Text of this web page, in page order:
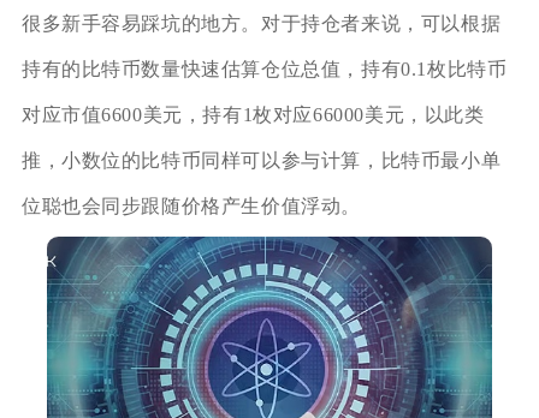
很多新手容易踩坑的地方。对于持仓者来说，可以根据
持有的比特币数量快速估算仓位总值，持有0.1枚比特币
对应市值6600美元，持有1枚对应66000美元，以此类
推，小数位的比特币同样可以参与计算，比特币最小单
位聪也会同步跟随价格产生价值浮动。